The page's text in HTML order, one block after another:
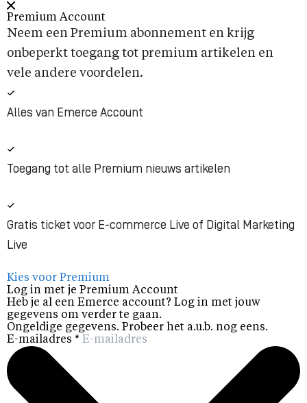
Premium Account
Neem een Premium abonnement en krijg
onbeperkt toegang tot premium artikelen en
vele andere voordelen.
Alles van Emerce Account
Toegang tot alle Premium nieuws artikelen
Gratis ticket voor E-commerce Live of Digital Marketing
Live
Kies voor Premium
Log in met je Premium Account
Heb je al een Emerce account? Log in met jouw
gegevens om verder te gaan.
Ongeldige gegevens. Probeer het a.u.b. nog eens.
E-mailadres *